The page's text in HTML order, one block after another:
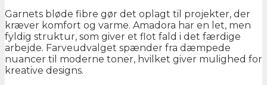
Garnets bløde fibre gør det oplagt til projekter, der
kræver komfort og varme. Amadora har en let, men
fyldig struktur, som giver et flot fald i det færdige
arbejde. Farveudvalget spænder fra dæmpede
nuancer til moderne toner, hvilket giver mulighed for
kreative designs.